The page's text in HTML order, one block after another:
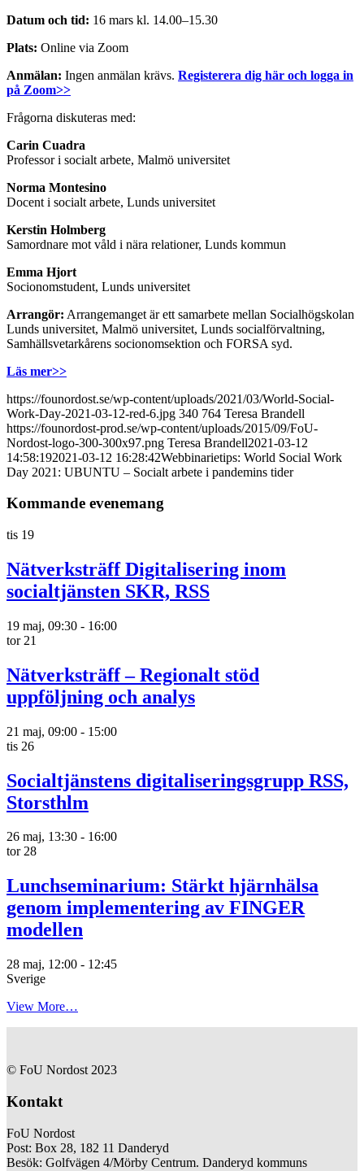
Datum och tid: 16 mars kl. 14.00–15.30
Plats: Online via Zoom
Anmälan: Ingen anmälan krävs. Registerera dig här och logga in
på Zoom>>
Frågorna diskuteras med:
Carin Cuadra
Professor i socialt arbete, Malmö universitet
Norma Montesino
Docent i socialt arbete, Lunds universitet
Kerstin Holmberg
Samordnare mot våld i nära relationer, Lunds kommun
Emma Hjort
Socionomstudent, Lunds universitet
Arrangör: Arrangemanget är ett samarbete mellan Socialhögskolan
Lunds universitet, Malmö universitet, Lunds socialförvaltning,
Samhällsvetarkårens socionomsektion och FORSA syd.
Läs mer>>
https://founordost.se/wp-content/uploads/2021/03/World-Social-
Work-Day-2021-03-12-red-6.jpg 340 764 Teresa Brandell
https://founordost-prod.se/wp-content/uploads/2015/09/FoU-
Nordost-logo-300-300x97.png Teresa Brandell2021-03-12
14:58:192021-03-12 16:28:42Webbinarietips: World Social Work
Day 2021: UBUNTU – Socialt arbete i pandemins tider
Kommande evenemang
tis 19
Nätverksträff Digitalisering inom
socialtjänsten SKR, RSS
19 maj, 09:30 - 16:00
tor 21
Nätverksträff – Regionalt stöd
uppföljning och analys
21 maj, 09:00 - 15:00
tis 26
Socialtjänstens digitaliseringsgrupp RSS,
Storsthlm
26 maj, 13:30 - 16:00
tor28
Lunchseminarium: Stärkt hjärnhälsa
genom implementering av FINGER
modellen
28 maj, 12:00 - 12:45
Sverige
View More…
© FoU Nordost 2023
Kontakt
FoU Nordost
Post: Box 28, 182 11 Danderyd
Besök: Golfvägen 4/Mörby Centrum. Danderyd kommuns